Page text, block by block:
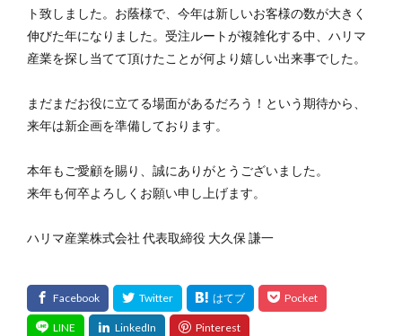
ト致しました。お蔭様で、今年は新しいお客様の数が大きく
伸びた年になりました。受注ルートが複雑化する中、ハリマ
産業を探し当てて頂けたことが何より嬉しい出来事でした。
まだまだお役に立てる場面があるだろう！という期待から、
来年は新企画を準備しております。
本年もご愛顧を賜り、誠にありがとうございました。
来年も何卒よろしくお願い申し上げます。
ハリマ産業株式会社 代表取締役 大久保 謙一